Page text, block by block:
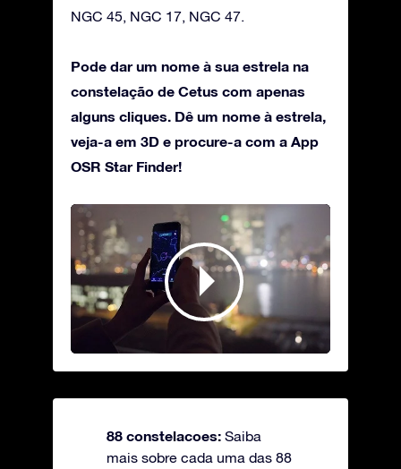
NGC 45, NGC 17, NGC 47.
Pode dar um nome à sua estrela na
constelação de Cetus com apenas
alguns cliques. Dê um nome à estrela,
veja-a em 3D e procure-a com a App
OSR Star Finder!
88 constelacoes: Saiba
mais sobre cada uma das 88